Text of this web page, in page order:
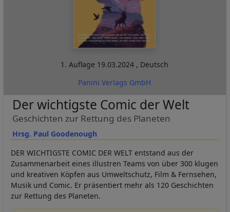
1. Auflage 19.03.2024 , Deutsch
Panini Verlags GmbH
Hrsg. Paul Goodenough
Der wichtigste Comic der Welt
Geschichten zur Rettung des Planeten
DER WICHTIGSTE COMIC DER WELT entstand aus der
Zusammenarbeit eines illustren Teams von über 300 klugen
und kreativen Köpfen aus Umweltschutz, Film & Fernsehen,
Musik und Comic. Er präsentiert mehr als 120 Geschichten
zur Rettung des Planeten.